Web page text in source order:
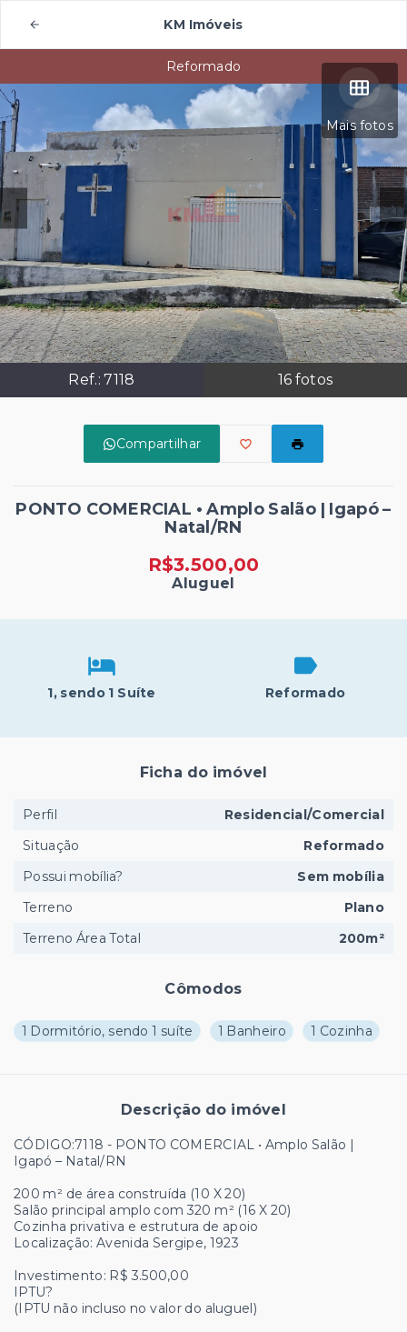
KM Imóveis
Mais fotos
Ref.:7118 16 fotos
Reformado
Compartilhar
PONTO COMERCIAL • Amplo Salão | Igapó –
Natal/RN
R$3.500,00
Aluguel
1, sendo 1 Suíte Reformado
Cômodos
1 Dormitório, sendo 1 suíte 1 Banheiro 1 Cozinha
Descrição do imóvel
CÓDIGO:7118 - PONTO COMERCIAL • Amplo Salão |
Igapó – Natal/RN
200 m² de área construída (10 X 20)
Salão principal amplo com 320 m² (16 X 20)
Cozinha privativa e estrutura de apoio
Localização: Avenida Sergipe, 1923
Investimento: R$ 3.500,00
IPTU?
(IPTU não incluso no valor do aluguel)
Ficha do imóvel
Perfil
Residencial/Comercial
Situação
Reformado
Possui mobília?
Sem mobília
Terreno
Plano
Terreno Área Total
200m²